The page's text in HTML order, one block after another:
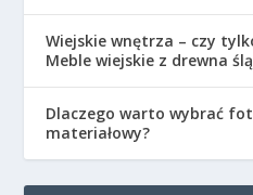
Wiejskie wnętrza – czy
Meble wiejskie z drewna
Dlaczego warto wybrać
materiałowy?